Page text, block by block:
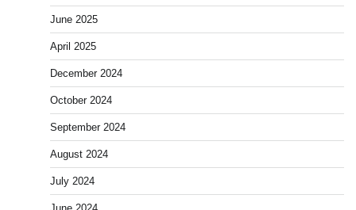
June 2025
April 2025
December 2024
October 2024
September 2024
August 2024
July 2024